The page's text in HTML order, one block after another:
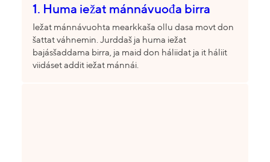
1. Huma iežat mánnávuođa birra
Iežat mánnávuohta mearkkaša ollu dasa movt don
šattat váhnemin. Jurddaš ja huma iežat
bajásšaddama birra, ja maid don háliidat ja it háliit
viidáset addit iežat mánnái.